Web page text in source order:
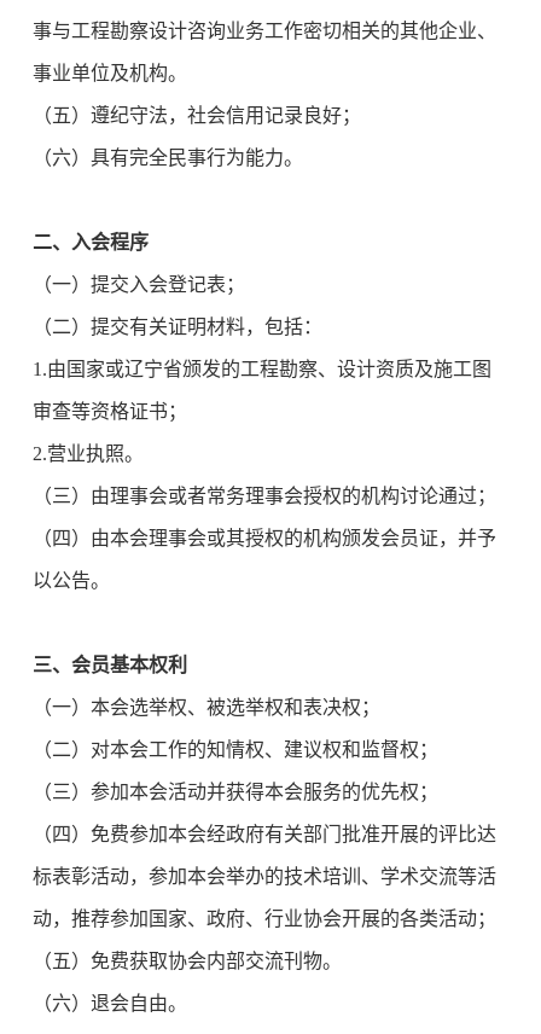
事与工程勘察设计咨询业务工作密切相关的其他企业、
事业单位及机构。
（五）遵纪守法，社会信用记录良好；
（六）具有完全民事行为能力。
二、入会程序
（一）提交入会登记表；
（二）提交有关证明材料，包括：
1.由国家或辽宁省颁发的工程勘察、设计资质及施工图
审查等资格证书；
2.营业执照。
（三）由理事会或者常务理事会授权的机构讨论通过；
（四）由本会理事会或其授权的机构颁发会员证，并予
以公告。
三、会员基本权利
（一）本会选举权、被选举权和表决权；
（二）对本会工作的知情权、建议权和监督权；
（三）参加本会活动并获得本会服务的优先权；
（四）免费参加本会经政府有关部门批准开展的评比达
标表彰活动，参加本会举办的技术培训、学术交流等活
动，推荐参加国家、政府、行业协会开展的各类活动；
（五）免费获取协会内部交流刊物。
（六）退会自由。